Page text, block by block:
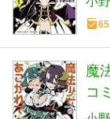
魔
コ